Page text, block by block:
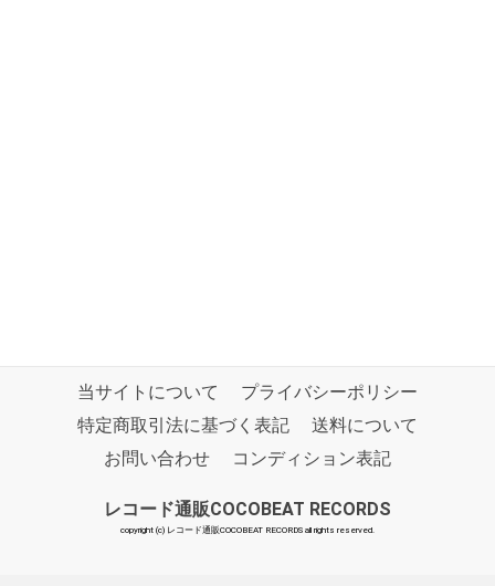
当サイトについて
プライバシーポリシー
特定商取引法に基づく表記
送料について
お問い合わせ
コンディション表記
レコード通販COCOBEAT RECORDS
copyright (c) レコード通販COCOBEAT RECORDS all rights reserved.